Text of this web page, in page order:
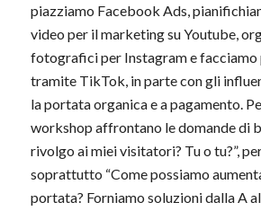
piazziamo Facebook Ads,
video per il marketing su Youtube,
fotografici per Instagram e facciamo
tramite TikTok, in parte con gli
la portata organica e a pagamento.
workshop affrontano le domande di
rivolgo ai miei visitatori? Tu o tu?”,
soprattutto “Come possiamo
portata? Forniamo soluzioni dalla A